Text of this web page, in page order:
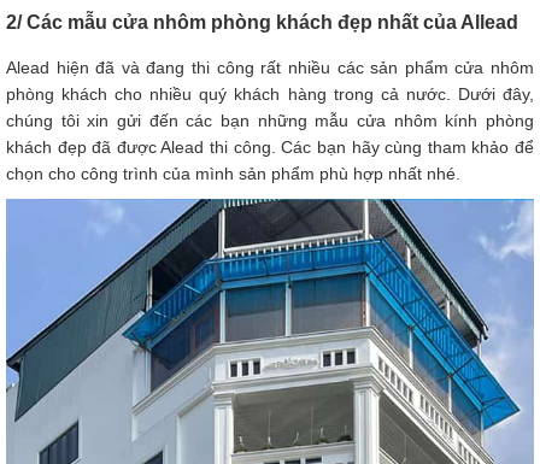
2/ Các mẫu cửa nhôm phòng khách đẹp nhất của Allead
Alead hiện đã và đang thi công rất nhiều các sản phẩm cửa nhôm
phòng khách cho nhiều quý khách hàng trong cả nước. Dưới đây,
chúng tôi xin gửi đến các bạn những mẫu cửa nhôm kính phòng
khách đẹp đã được Alead thi công. Các bạn hãy cùng tham khảo để
chọn cho công trình của mình sản phẩm phù hợp nhất nhé.